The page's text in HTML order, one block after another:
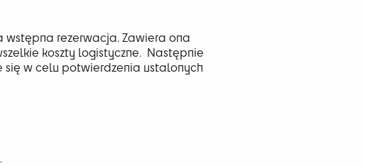
wstępna rezerwacja. Zawiera ona
koszty logistyczne. Następnie
w celu potwierdzenia ustalonych